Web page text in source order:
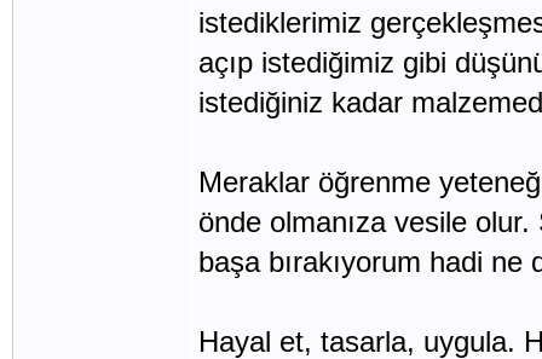
istediklerimiz
açıp istediğimiz gibi
istediğiniz kadar
Meraklar öğrenme
önde olmanıza vesile
başa bırakıyorum hadi ne
Hayal et, tasarla, uygula.